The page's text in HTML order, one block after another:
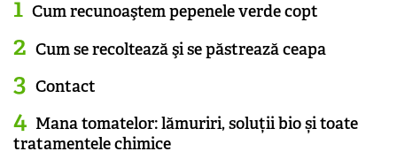
Cum recunoaştem pepenele verde copt
Cum se recoltează şi se păstrează ceapa
Contact
Mana tomatelor: lămuriri, soluții bio și toate
tratamentele chimice